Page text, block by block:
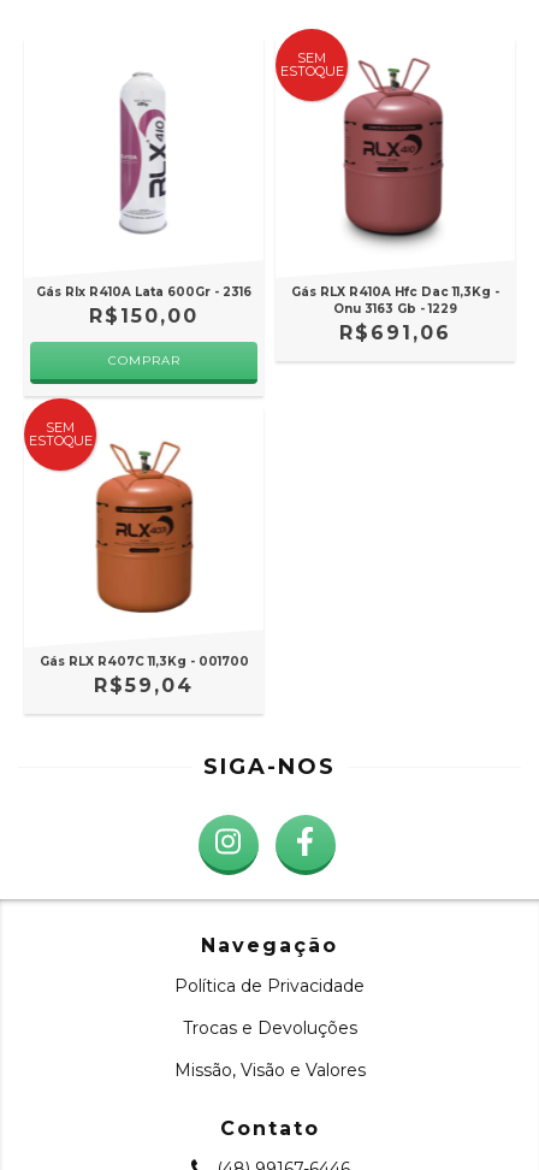
Gás Rlx R410A Lata 600Gr - 2316
R$150,00
SEM
ESTOQUE
Gás RLX R410A Hfc Dac 11,3Kg -
Onu 3163 Gb - 1229
R$691,06
SEM
ESTOQUE
Gás RLX R407C 11,3Kg - 001700
R$59,04
SIGA-NOS
Navegação
Política de Privacidade
Trocas e Devoluções
Missão, Visão e Valores
Contato